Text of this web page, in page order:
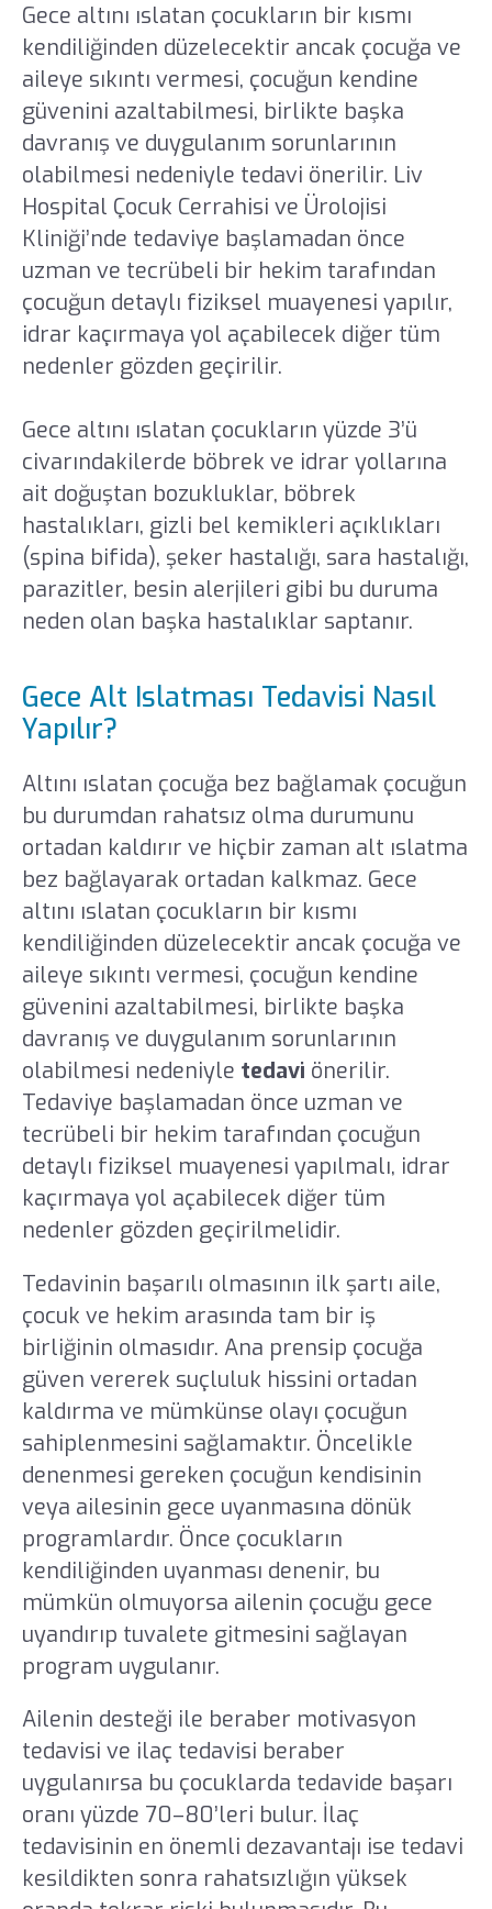
Gece altını ıslatan çocukların bir kısmı
kendiliğinden düzelecektir ancak çocuğa ve
aileye sıkıntı vermesi, çocuğun kendine
güvenini azaltabilmesi, birlikte başka
davranış ve duygulanım sorunlarının
olabilmesi nedeniyle tedavi önerilir. Liv
Hospital Çocuk Cerrahisi ve Ürolojisi
Kliniği’nde tedaviye başlamadan önce
uzman ve tecrübeli bir hekim tarafından
çocuğun detaylı fiziksel muayenesi yapılır,
idrar kaçırmaya yol açabilecek diğer tüm
nedenler gözden geçirilir.
Gece altını ıslatan çocukların yüzde 3’ü
civarındakilerde böbrek ve idrar yollarına
ait doğuştan bozukluklar, böbrek
hastalıkları, gizli bel kemikleri açıklıkları
(spina bifida), şeker hastalığı, sara hastalığı,
parazitler, besin alerjileri gibi bu duruma
neden olan başka hastalıklar saptanır.
Gece Alt Islatması Tedavisi Nasıl
Yapılır?
Altını ıslatan çocuğa bez bağlamak çocuğun
bu durumdan rahatsız olma durumunu
ortadan kaldırır ve hiçbir zaman alt ıslatma
bez bağlayarak ortadan kalkmaz. Gece
altını ıslatan çocukların bir kısmı
kendiliğinden düzelecektir ancak çocuğa ve
aileye sıkıntı vermesi, çocuğun kendine
güvenini azaltabilmesi, birlikte başka
davranış ve duygulanım sorunlarının
olabilmesi nedeniyle tedavi önerilir.
Tedaviye başlamadan önce uzman ve
tecrübeli bir hekim tarafından çocuğun
detaylı fiziksel muayenesi yapılmalı, idrar
kaçırmaya yol açabilecek diğer tüm
nedenler gözden geçirilmelidir.
Tedavinin başarılı olmasının ilk şartı aile,
çocuk ve hekim arasında tam bir iş
birliğinin olmasıdır. Ana prensip çocuğa
güven vererek suçluluk hissini ortadan
kaldırma ve mümkünse olayı çocuğun
sahiplenmesini sağlamaktır. Öncelikle
denenmesi gereken çocuğun kendisinin
veya ailesinin gece uyanmasına dönük
programlardır. Önce çocukların
kendiliğinden uyanması denenir, bu
mümkün olmuyorsa ailenin çocuğu gece
uyandırıp tuvalete gitmesini sağlayan
program uygulanır.
Ailenin desteği ile beraber motivasyon
tedavisi ve ilaç tedavisi beraber
uygulanırsa bu çocuklarda tedavide başarı
oranı yüzde 70–80’leri bulur. İlaç
tedavisinin en önemli dezavantajı ise tedavi
kesildikten sonra rahatsızlığın yüksek